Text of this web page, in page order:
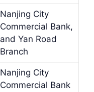
Nanjing City
Commercial Bank,
and Yan Road
Branch
Nanjing City
Commercial Bank